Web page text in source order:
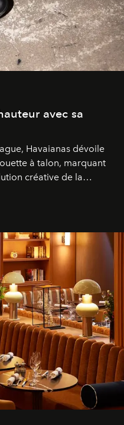
avec sa
Havaianas dévoile
à talon, marquant
créative de la